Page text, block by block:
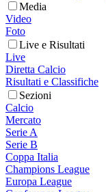
Media
Video
Foto
Live e Risultati
Live
Diretta Calcio
Risultati e Classifiche
Sezioni
Calcio
Mercato
Serie A
Serie B
Coppa Italia
Champions League
Europa League